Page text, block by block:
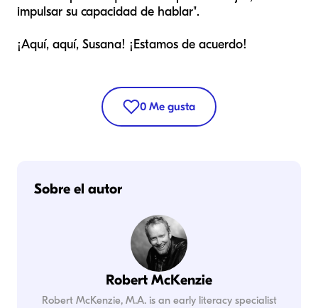
impulsar su capacidad de hablar".
¡Aquí, aquí, Susana! ¡Estamos de acuerdo!
0 Me gusta
Sobre el autor
Robert McKenzie
Robert McKenzie, M.A. is an early literacy specialist